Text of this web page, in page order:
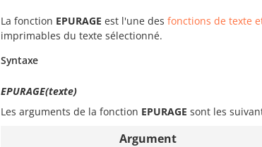
La fonction EPURAGE est l'une des fonctions de texte
imprimables du texte sélectionné.
Syntaxe
EPURAGE(texte)
Les arguments de la fonction EPURAGE sont les
Argument